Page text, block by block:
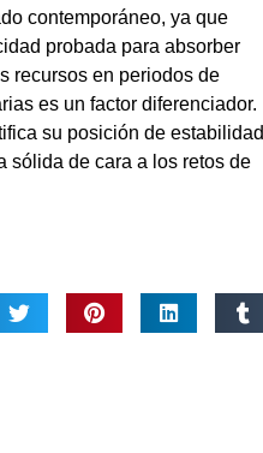
contemporáneo, ya que
probada para absorber
recursos en periodos de
es un factor diferenciador.
su posición de estabilidad
sólida de cara a los retos de